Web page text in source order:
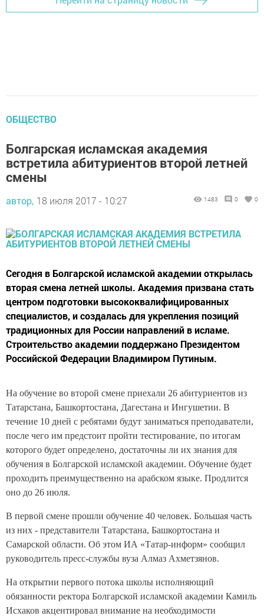
ОБЩЕСТВО
Болгарская исламская академия
встретила абитуриентов второй летней
смены
автор, 18 июля 2017 - 10:27 1483 0 0
Сегодня в Болгарской исламской академии открылась
вторая смена летней школы. Академия призвана стать
центром подготовки высококвалифицированных
специалистов, и создалась для укрепления позиций
традиционных для России направлений в исламе.
Строительство академии поддержано Президентом
Российской Федерации Владимиром Путиным.
На обучение во второй смене приехали 26 абитуриентов из
Татарстана, Башкортостана, Дагестана и Ингушетии. В
течение 10 дней с ребятами будут заниматься преподаватели,
после чего им предстоит пройти тестирование, по итогам
которого будет определено, достаточны ли их знания для
обучения в Болгарской исламской академии. Обучение будет
проходить преимущественно на арабском языке. Продлится
оно до 26 июля.
В первой смене прошли обучение 40 человек. Большая часть
из них - представители Татарстана, Башкортостана и
Самарской области. Об этом ИА «Татар-информ» сообщил
руководитель пресс-службы вуза Алмаз Ахметзянов.
На открытии первого потока школы исполняющий
обязанности ректора Болгарской исламской академии Камиль
Исхаков акцентировал внимание на необходимости